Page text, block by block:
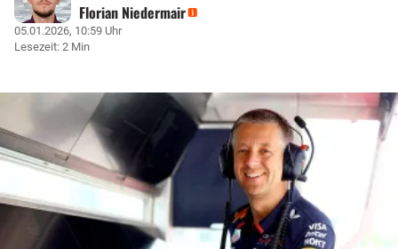
Florian Niedermair
05.01.2026, 10:59 Uhr
Lesezeit: 2 Min